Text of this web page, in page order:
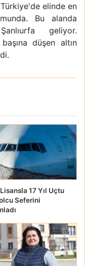
elinde en
Bu alanda
geliyor.
düşen altın
17 Yıl Uçtu
Seferini